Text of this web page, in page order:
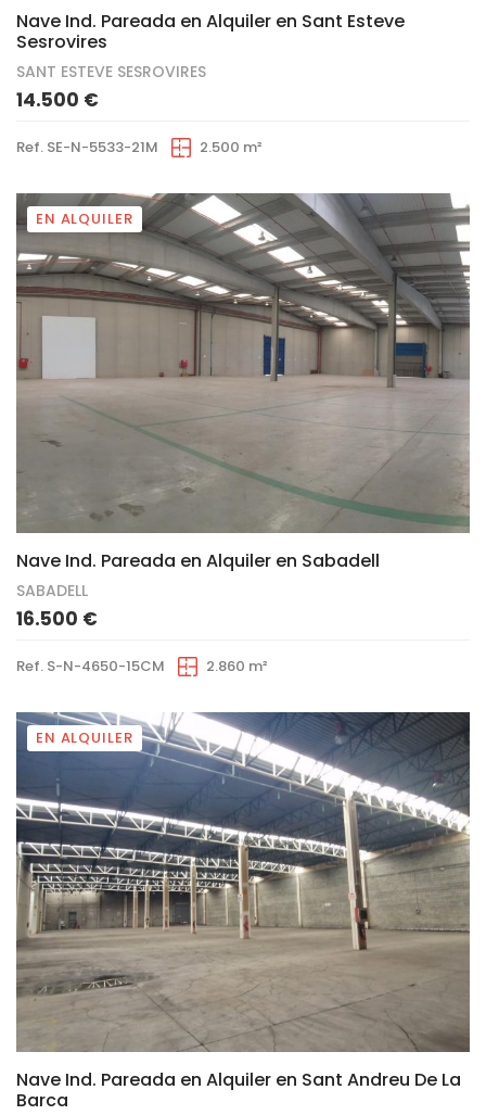
Nave Ind. Pareada en Alquiler en Sant Esteve
Sesrovires
SANT ESTEVE SESROVIRES
14.500 €
Ref. SE-N-5533-21M 2.500 m²
EN ALQUILER
Nave Ind. Pareada en Alquiler en Sabadell
SABADELL
16.500 €
Ref. S-N-4650-15CM 2.860 m²
EN ALQUILER
Nave Ind. Pareada en Alquiler en Sant Andreu De La
Barca